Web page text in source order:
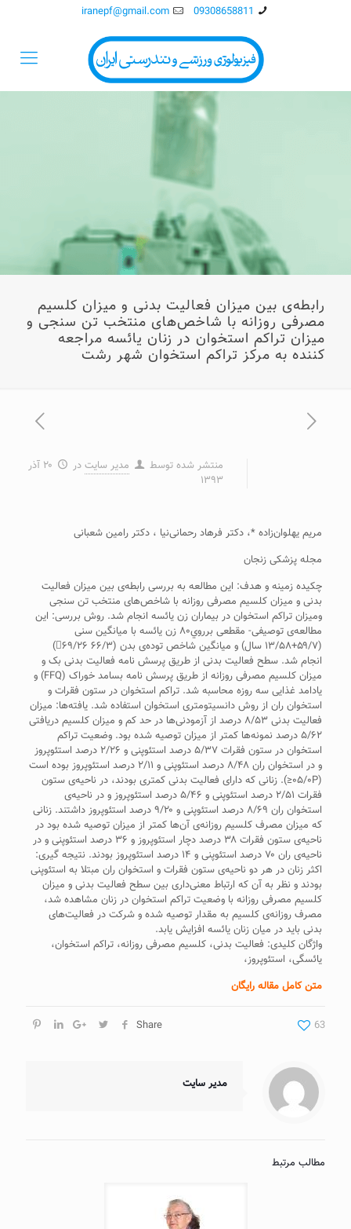
09308658811
iranepf@gmail.com
رابطه‌ی بين ميزان فعاليت بدنی و ميزان کلسيم
مصرفی روزانه با شاخص‌های منتخب تن سنجی و
ميزان تراکم استخوان در زنان يائسه مراجعه
کننده به مرکز تراکم استخوان شهر رشت
منتشر شده توسط مدیر سایت در
۲۰ آذر
۱۳۹۳
مريم يهلوان‌زاده *، دکتر فرهاد رحمانی‌نيا ، دکتر رامين شعبانی
مجله پزشکی زنجان
چکيده زمينه و هدف: اين مطالعه به بررسی رابطه‌ی بين ميزان فعاليت
بدنی و ميزان کلسيم مصرفی روزانه با شاخص‌های منتخب تن سنجی
وميزان تراکم استخوان در بيماران زن يائسه انجام شد. روش بررسی: اين
مطالعه‌ی توصيفی- مقطعی برروي۸۰ زن يائسه با ميانگين سنی
(۵۹/۷+۱۳/۵۸ سال) و ميانگين شاخص توده‌ی بدن (۶۶/۳ ۶۹/۲۶)
انجام شد. سطح فعاليت بدنی از طريق پرسش نامه فعاليت بدنی بک و
ميزان کلسيم مصرفی روزانه از طريق پرسش نامه بسامد خوراک (FFQ) و
يادامد غذايی سه روزه محاسبه شد. تراکم استخوان در ستون فقرات و
استخوان ران از روش دانسيتومتری استخوان استفاده شد. يافته‌ها: ميزان
فعاليت بدنی ۸/۵۳ درصد از آزمودنی‌ها در حد کم و ميزان کلسيم دريافتی
۵/۶۲ درصد نمونه‌ها کمتر از ميزان توصيه شده بود. وضعيت تراکم
استخوان در ستون فقرات ۵/۳۷ درصد استئوپنی و ۲/۲۶ درصد استئوپروز
و در استخوان ران ۸/۴۸ درصد استئوپنی و ۲/۱۱ درصد استئوپروز بوده است
(۰۵/۰P≤). زنانی که دارای فعاليت بدنی کمتری بودند، در ناحيه‌ی ستون
فقرات ۲/۵۱ درصد استئوپنی و ۵/۴۶ درصد استئوپروز و در ناحيه‌ی
استخوان ران ۸/۶۹ درصد استئوپنی و ۹/۲۰ درصد استئوپروز داشتند. زنانی
که ميزان مصرف کلسيم روزانه‌ی آن‌ها کمتر از ميزان توصيه شده بود در
ناحيه‌ی ستون فقرات ۳۸ درصد دچار استئوپروز و ۳۶ درصد استئوپنی و در
ناحيه‌ی ران ۷۰ درصد استئوپنی و ۱۴ درصد استئوپروز بودند. نتيجه گيری:
اکثر زنان در هر دو ناحيه‌ی ستون فقرات و استخوان ران مبتلا به استئوپنی
بودند و نظر به آن که ارتباط معنی‌داری بين سطح فعاليت بدنی و ميزان
کلسيم مصرفی روزانه با وضعيت تراکم استخوان در زنان مشاهده شد،
مصرف روزانه‌ی کلسيم به مقدار توصيه شده و شرکت در فعاليت‌های
بدنی بايد در ميان زنان يائسه افزايش يابد.
واژگان کليدی: فعاليت بدنی، کلسيم مصرفی روزانه، تراکم استخوان،
يائسگی، استئوپروز،
متن کامل مقاله رایگان
Share 63
مدیر سایت
مطالب مرتبط